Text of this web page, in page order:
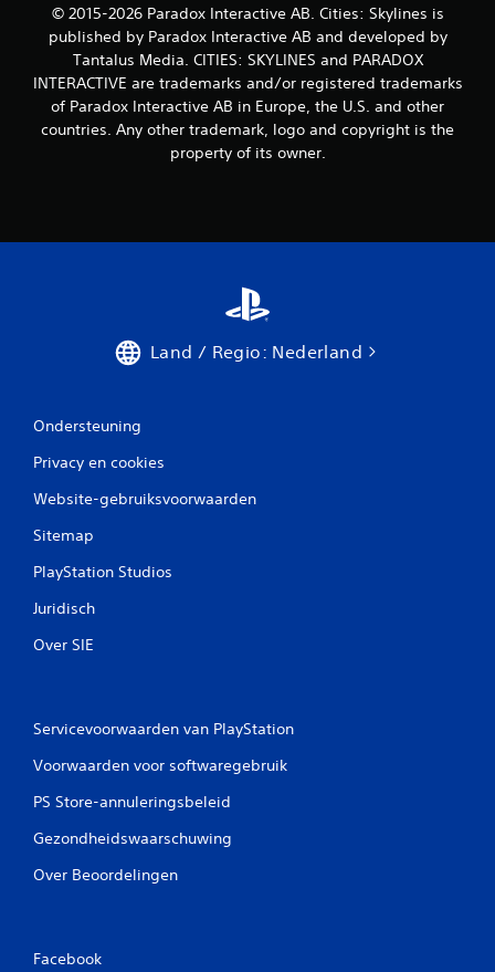
© 2015-2026 Paradox Interactive AB. Cities: Skylines is
published by Paradox Interactive AB and developed by
Tantalus Media. CITIES: SKYLINES and PARADOX
INTERACTIVE are trademarks and/or registered trademarks
of Paradox Interactive AB in Europe, the U.S. and other
countries. Any other trademark, logo and copyright is the
property of its owner.
Land / Regio: Nederland
Ondersteuning
Privacy en cookies
Website-gebruiksvoorwaarden
Sitemap
PlayStation Studios
Juridisch
Over SIE
Servicevoorwaarden van PlayStation
Voorwaarden voor softwaregebruik
PS Store-annuleringsbeleid
Gezondheidswaarschuwing
Over Beoordelingen
Facebook